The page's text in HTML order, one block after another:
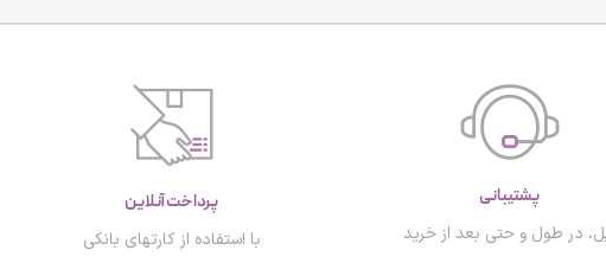
پشتیبانی
در طول و حتی بعد از خرید
پرداخت آنلاین
با استفاده از کارتهای بانکی